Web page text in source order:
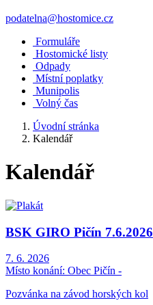
podatelna@hostomice.cz
Formuláře
Hostomické listy
Odpady
Místní poplatky
Munipolis
Volný čas
Úvodní stránka
Kalendář
Kalendář
BSK GIRO Pičín 7.6.2026
7. 6. 2026
Místo konání: Obec Pičín -
Pozvánka na závod horských kol